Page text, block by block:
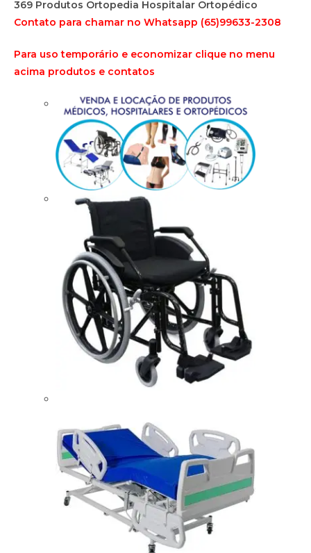
369 Produtos Ortopedia Hospitalar Ortopédico
Contato para chamar no Whatsapp (65)99633-2308
Para uso temporário e economizar clique no menu
acima produtos e contatos